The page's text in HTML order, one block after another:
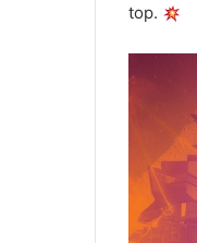
top.